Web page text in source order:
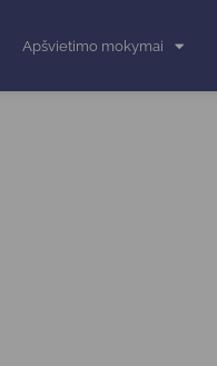
Apšvietimo mokymai